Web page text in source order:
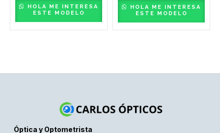
HOLA ME INTERESA
ESTE MODELO
HOLA ME INTERESA
ESTE MODELO
Óptica y Optometrista